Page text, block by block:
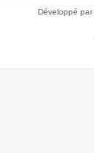
Développé par